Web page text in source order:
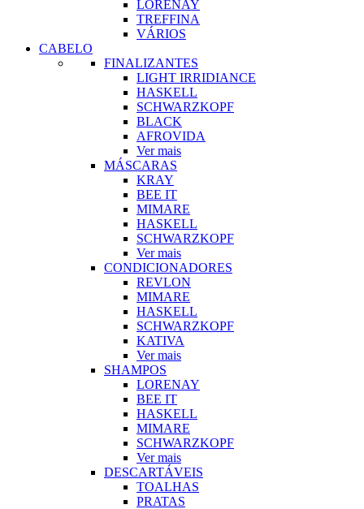
LORENAY
TREFFINA
VÁRIOS
CABELO
FINALIZANTES
LIGHT IRRIDIANCE
HASKELL
SCHWARZKOPF
BLACK
AFROVIDA
Ver mais
MÁSCARAS
KRAY
BEE IT
MIMARE
HASKELL
SCHWARZKOPF
Ver mais
CONDICIONADORES
REVLON
MIMARE
HASKELL
SCHWARZKOPF
KATIVA
Ver mais
SHAMPOS
LORENAY
BEE IT
HASKELL
MIMARE
SCHWARZKOPF
Ver mais
DESCARTÁVEIS
TOALHAS
PRATAS